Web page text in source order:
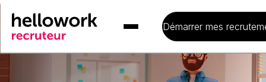
Démarrer mes
Hellowork,
acteur
digital français du
recrutement